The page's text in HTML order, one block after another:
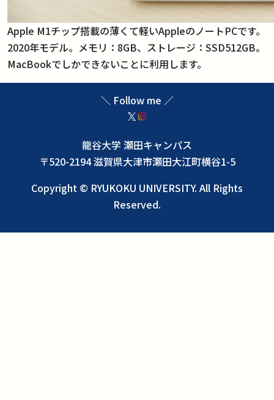
Apple M1チップ搭載の薄くて軽いAppleのノートPCです。
2020年モデル。メモリ：8GB、ストレージ：SSD512GB。
MacBookでしかできないことに利用します。
＼ Follow me ／
龍谷大学 瀬田キャンパス
〒520-2194 滋賀県大津市瀬田大江町横谷1-5
Copyright © RYUKOKU UNIVERSITY. All Rights
Reserved.